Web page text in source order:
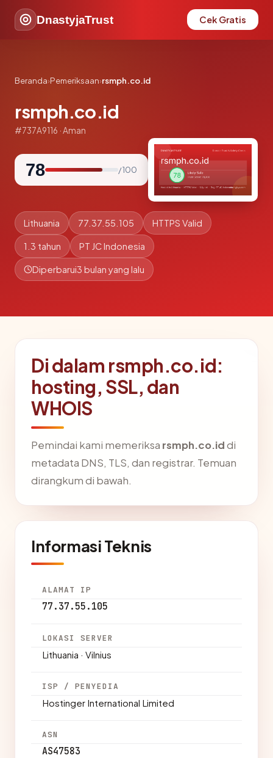
DnastyjaTrust Cek Gratis
Beranda›Pemeriksaan›rsmph.co.id
rsmph.co.id
#737A9116 · Aman
78 / 100
Lithuania 77.37.55.105 HTTPS Valid
1.3 tahun PT JC Indonesia
Diperbarui3 bulan yang lalu
Di dalam rsmph.co.id:
hosting, SSL, dan
WHOIS
Pemindai kami memeriksa rsmph.co.iddi
metadata DNS, TLS, dan registrar. Temuan
dirangkum di bawah.
Informasi Teknis
ALAMAT IP
77.37.55.105
LOKASI SERVER
Lithuania · Vilnius
ISP / PENYEDIA
Hostinger International Limited
ASN
AS47583